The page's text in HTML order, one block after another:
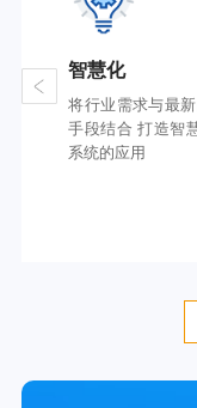
位
智慧化
将行业需求与最
手段结合 打造智
系统的应用